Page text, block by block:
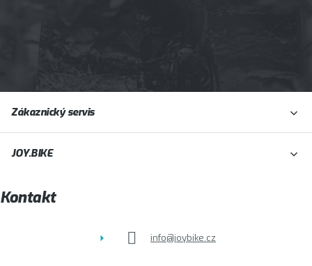
t
í
Zákaznický servis
JOY.BIKE
Kontakt
info@joybike.cz